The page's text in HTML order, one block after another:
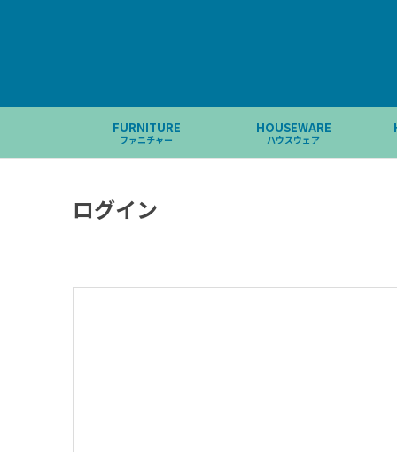
FURNITURE
ファニチャー
HOUSEWARE
ハウスウェア
ログイン